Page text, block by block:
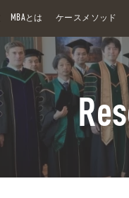
MBAとは ケースメソッド